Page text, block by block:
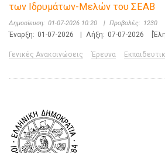
των Ιδρυμάτων-Μελών του ΣΕΑΒ
Δημοσίευση: 01-07-2026 10:20 | Προβολές: 1230
Έναρξη: 01-07-2026 | Λήξη: 07-07-2026
Γενικές Ανακοινώσεις Έρευνα